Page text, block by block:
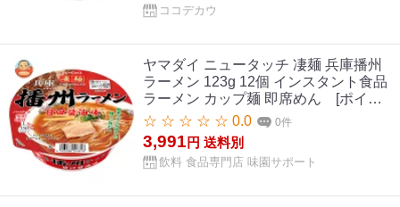
ココデカウ
ヤマダイ ニュータッチ 凄麺 兵庫播州
ラーメン 123g 12個 インスタント食品
ラーメン カップ麺 即席めん [ポイン
ト5倍！8/11(火)1時59分まで全品対象
エントリー&購入]ヤマダイ ニュータッ
チ 凄麺 兵庫播州ラーメン 123g×12個
入｜ 送料無料 インスタント食品 ラー
☆ ☆ ☆ ☆ ☆ 0.0 0件
3,991 円 送料別
飲料 食品専門店 味園サポート